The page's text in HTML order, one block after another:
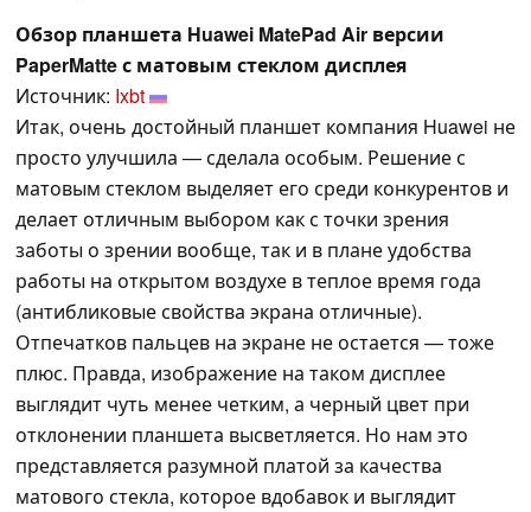
Обзор планшета Huawei MatePad Air версии
PaperMatte с матовым стеклом дисплея
Источник: Ixbt
Итак, очень достойный планшет компания Huawei не
просто улучшила — сделала особым. Решение с
матовым стеклом выделяет его среди конкурентов и
делает отличным выбором как с точки зрения
заботы о зрении вообще, так и в плане удобства
работы на открытом воздухе в теплое время года
(антибликовые свойства экрана отличные).
Отпечатков пальцев на экране не остается — тоже
плюс. Правда, изображение на таком дисплее
выглядит чуть менее четким, а черный цвет при
отклонении планшета высветляется. Но нам это
представляется разумной платой за качества
матового стекла, которое вдобавок и выглядит